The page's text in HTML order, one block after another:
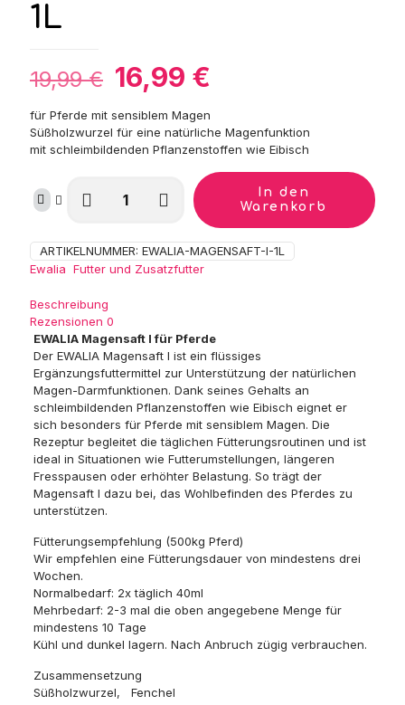
1L
19,99€ Ursprünglicher
Preis
war:
19,99 €
16,99 €
ist:
16,99 €.
für Pferde mit sensiblem Magen
Süßholzwurzel für eine natürliche Magenfunktion
mit schleimbildenden Pflanzenstoffen wie Eibisch
Magensaft
Menge
In den
Warenkorb
ARTIKELNUMMER: EWALIA-MAGENSAFT-I-1L
Ewalia Futter und Zusatzfutter
Beschreibung
Rezensionen 0
EWALIA Magensaft I für Pferde
Der EWALIA Magensaft I ist ein flüssiges
Ergänzungsfuttermittel zur Unterstützung der natürlichen
Magen-Darmfunktionen. Dank seines Gehalts an
schleimbildenden Pflanzenstoffen wie Eibisch eignet er
sich besonders für Pferde mit sensiblem Magen. Die
Rezeptur begleitet die täglichen Fütterungsroutinen und ist
ideal in Situationen wie Futterumstellungen, längeren
Fresspausen oder erhöhter Belastung. So trägt der
Magensaft I dazu bei, das Wohlbefinden des Pferdes zu
unterstützen.
Fütterungsempfehlung (500kg Pferd)
Wir empfehlen eine Fütterungsdauer von mindestens drei
Wochen.
Normalbedarf: 2x täglich 40ml
Mehrbedarf: 2-3 mal die oben angegebene Menge für
mindestens 10 Tage
Kühl und dunkel lagern. Nach Anbruch zügig verbrauchen.
Zusammensetzung
Süßholzwurzel, Fenchel